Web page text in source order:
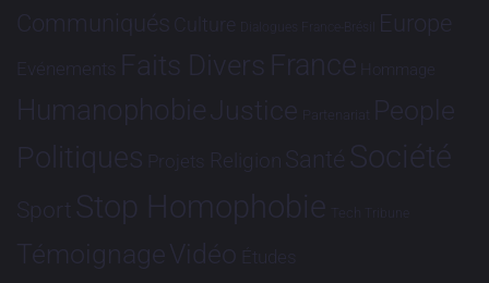
Communiqués Culture Dialogues France-Brésil Europe
Evénements Faits Divers France Hommage
HumanophobieJustice Partenariat People
Politiques Projets Religion Santé Société
Sport Stop Homophobie Tech Tribune
TémoignageVidéo Études